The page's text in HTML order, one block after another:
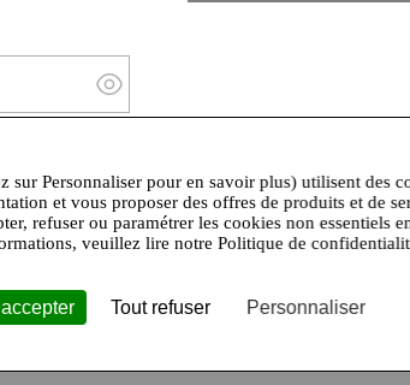
Afficher/masquer le mot de passe
sur Personnaliser pour en savoir plus) utilisent des
et vous proposer des offres de produits et de
refuser ou paramétrer les cookies non essentiels
veuillez lire notre Politique de
Tout refuser Personnaliser